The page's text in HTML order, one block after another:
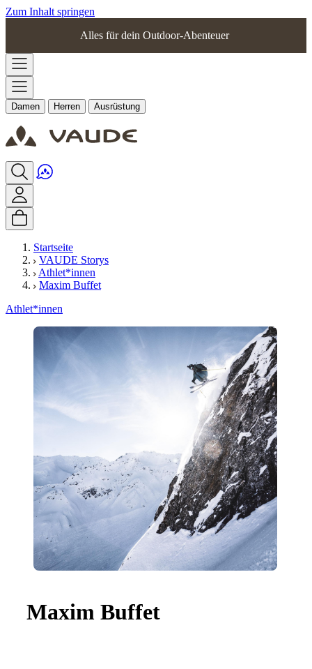
Zum Inhalt springen
Alles für dein Outdoor-Abenteuer
Damen Herren Ausrüstung
Startseite
VAUDE Storys
Athlet*innen
Maxim Buffet
Athlet*innen
Maxim Buffet